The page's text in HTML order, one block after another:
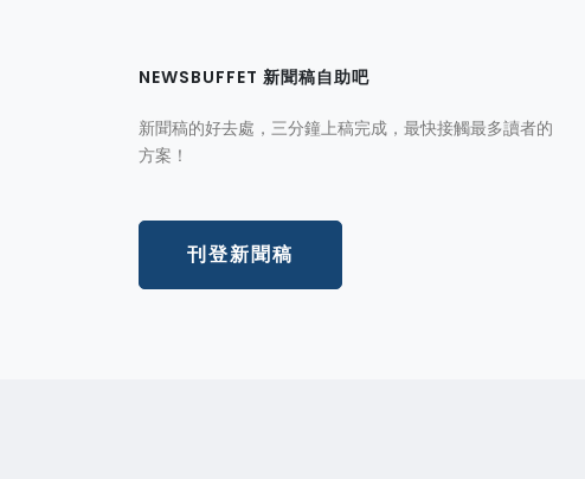
NEWSBUFFET 新聞稿自助吧
新聞稿的好去處，三分鐘上稿完成，最快接觸最多讀者的
方案！
刊登新聞稿